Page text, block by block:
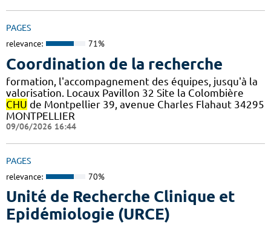
PAGES
relevance: 71%
Coordination de la recherche
formation, l'accompagnement des équipes, jusqu'à la
valorisation. Locaux Pavillon 32 Site la Colombière
CHU de Montpellier 39, avenue Charles Flahaut 34295
MONTPELLIER
09/06/2026 16:44
PAGES
relevance: 70%
Unité de Recherche Clinique et
Epidémiologie (URCE)